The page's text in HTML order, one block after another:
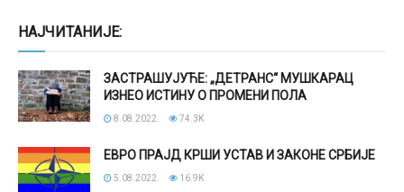
НАЈЧИТАНИЈЕ:
ЗАСТРАШУЈУЋЕ: „ДЕТРАНС“ МУШКАРАЦ
ИЗНЕО ИСТИНУ О ПРОМЕНИ ПОЛА
8.08.2022. 74.3K
ЕВРО ПРАЈД КРШИ УСТАВ И ЗАКОНЕ СРБИЈЕ
5.08.2022. 16.9K